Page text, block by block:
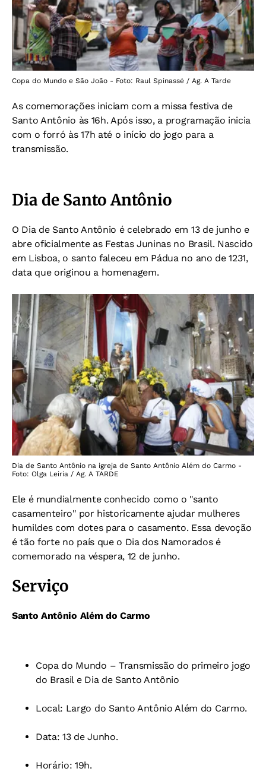
Copa do Mundo e São João - Foto: Raul Spinassé / Ag. A Tarde
As comemorações iniciam com a missa festiva de
Santo Antônio às 16h. Após isso, a programação inicia
com o forró às 17h até o início do jogo para a
transmissão.
Dia de Santo Antônio
O Dia de Santo Antônio é celebrado em 13 de junho e
abre oficialmente as Festas Juninas no Brasil. Nascido
em Lisboa, o santo faleceu em Pádua no ano de 1231,
data que originou a homenagem.
Dia de Santo Antônio na igreja de Santo Antônio Além do Carmo -
Foto: Olga Leiria / Ag. A TARDE
Ele é mundialmente conhecido como o "santo
casamenteiro" por historicamente ajudar mulheres
humildes com dotes para o casamento. Essa devoção
é tão forte no país que o Dia dos Namorados é
comemorado na véspera, 12 de junho.
Serviço
Santo Antônio Além do Carmo
Copa do Mundo – Transmissão do primeiro jogo
do Brasil e Dia de Santo Antônio
Local: Largo do Santo Antônio Além do Carmo.
Data: 13 de Junho.
Horário: 19h.